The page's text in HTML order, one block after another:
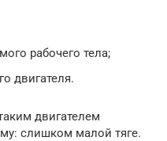
рабочего тела;
двигателя.
двигателем
слишком малой тяге.